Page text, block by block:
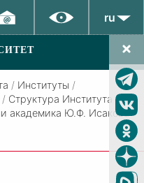
ru
/ Институты /
/ Структура Института /
академика Ю.Ф. Исакова